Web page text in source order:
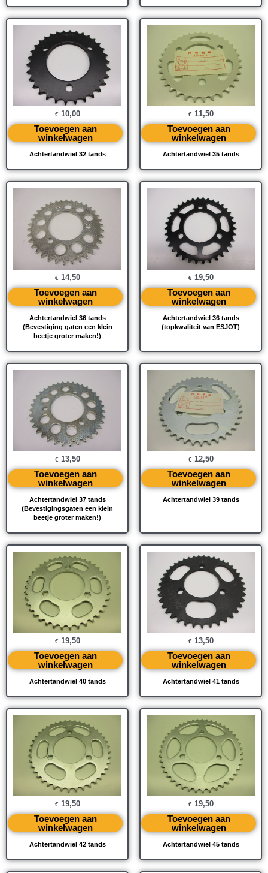
Achtertandwiel 32 tands
€ 10,00
Toevoegen aan
winkelwagen
Achtertandwiel 35 tands
€ 11,50
Toevoegen aan
winkelwagen
Achtertandwiel 36 tands
(Bevestiging gaten een klein
beetje groter maken!)
€ 14,50
Toevoegen aan
winkelwagen
Achtertandwiel 36 tands
(topkwaliteit van ESJOT)
€ 19,50
Toevoegen aan
winkelwagen
Achtertandwiel 37 tands
(Bevestigingsgaten een klein
beetje groter maken!)
€ 13,50
Toevoegen aan
winkelwagen
Achtertandwiel 39 tands
€ 12,50
Toevoegen aan
winkelwagen
Achtertandwiel 40 tands
€ 19,50
Toevoegen aan
winkelwagen
Achtertandwiel 41 tands
€ 13,50
Toevoegen aan
winkelwagen
Achtertandwiel 42 tands
€ 19,50
Toevoegen aan
winkelwagen
Achtertandwiel 45 tands
€ 19,50
Toevoegen aan
winkelwagen